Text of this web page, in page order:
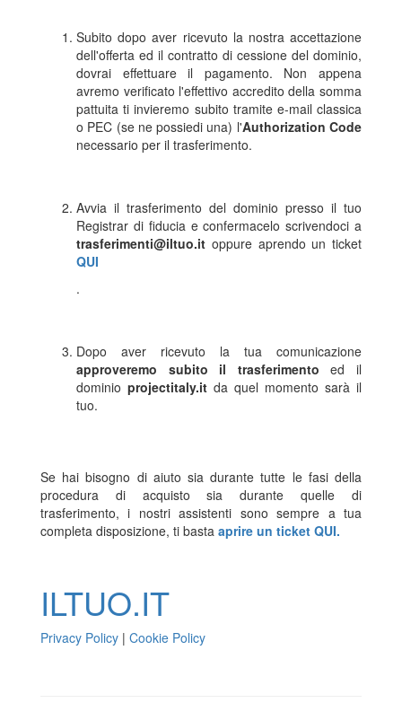
Subito dopo aver ricevuto la nostra accettazione
dell'offerta ed il contratto di cessione del dominio,
dovrai effettuare il pagamento. Non appena
avremo verificato l'effettivo accredito della somma
pattuita ti invieremo subito tramite e-mail classica
o PEC (se ne possiedi una) l'Authorization Code
necessario per il trasferimento.
Avvia il trasferimento del dominio presso il tuo
Registrar di fiducia e confermacelo scrivendoci a
trasferimenti@iltuo.it oppure aprendo un ticket
QUI
.
Dopo aver ricevuto la tua comunicazione
approveremo subito il trasferimento ed il
dominio projectitaly.it da quel momento sarà il
tuo.
Se hai bisogno di aiuto sia durante tutte le fasi della
procedura di acquisto sia durante quelle di
trasferimento, i nostri assistenti sono sempre a tua
completa disposizione, ti basta aprire un ticket QUI.
ILTUO.IT
Privacy Policy | Cookie Policy